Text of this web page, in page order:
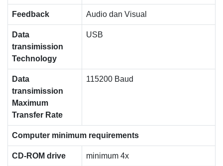
Feedback Audio dan Visual
Data
transimission
Technology
USB
Data
transimission
Maximum
Transfer Rate
115200 Baud
Computer minimum requirements
CD-ROM drive minimum 4x